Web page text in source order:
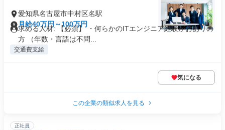
愛知県名古屋市中村区名駅
月給40万円～100万円
求める人材: 【必須】 ・何らかのITエンジニア経験がおありの
方 （年数・言語は不問...
交通費支給
気になる
この企業の類似求人を見る
正社員